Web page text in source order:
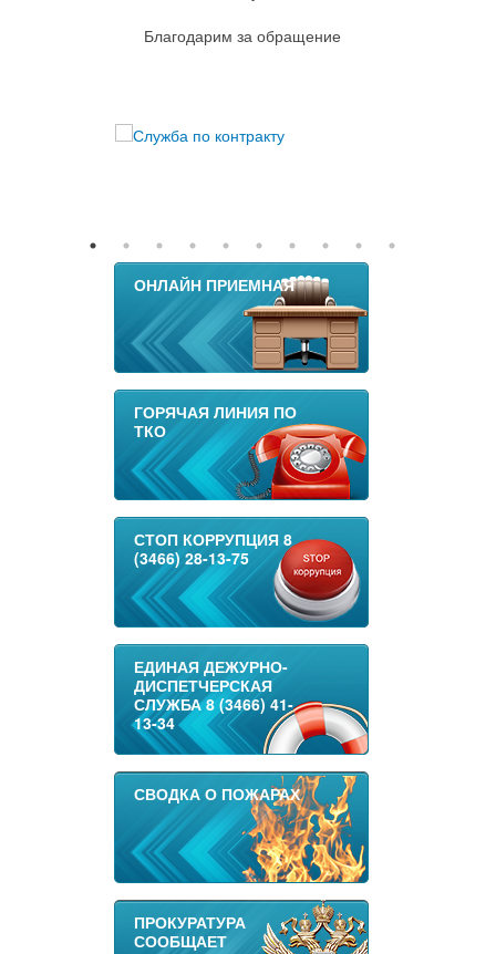
Благодарим за обращение
ОНЛАЙН ПРИЕМНАЯ
ГОРЯЧАЯ ЛИНИЯ ПО
ТКО
СТОП КОРРУПЦИЯ 8
(3466) 28-13-75
ЕДИНАЯ ДЕЖУРНО-
ДИСПЕТЧЕРСКАЯ
СЛУЖБА 8 (3466) 41-
13-34
СВОДКА О ПОЖАРАХ
ПРОКУРАТУРА
СООБЩАЕТ